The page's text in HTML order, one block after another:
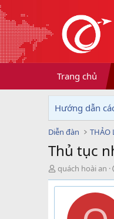
Trang chủ
Hướng dẫn
Diễn đàn THẢO
Thủ tục
T
h
r
quách hoài an